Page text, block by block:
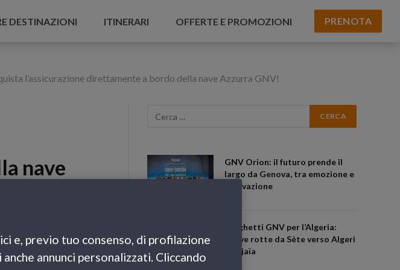
DESTINAZIONI ITINERARI OFFERTE E PROMOZIONI PRENOTA
l’assicurazione direttamente a bordo della nave Azzurra GNV!
nave
GNV Orion: il futuro prende il
largo da Genova, tra emozione e
innovazione
Traghetti GNV per l’Algeria:
nuove rotte da Sète verso Algeri
e Béjaïa
e, previo tuo consenso, di profilazione
annunci personalizzati. Cliccando